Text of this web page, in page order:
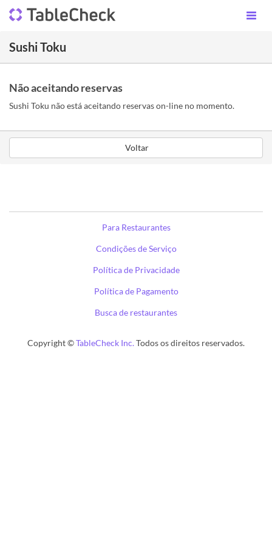
Sushi Toku
Não aceitando reservas
Sushi Toku não está aceitando reservas on-line no momento.
Voltar
Para Restaurantes
Condições de Serviço
Política de Privacidade
Política de Pagamento
Busca de restaurantes
Copyright ©TableCheck Inc.Todos os direitos reservados.